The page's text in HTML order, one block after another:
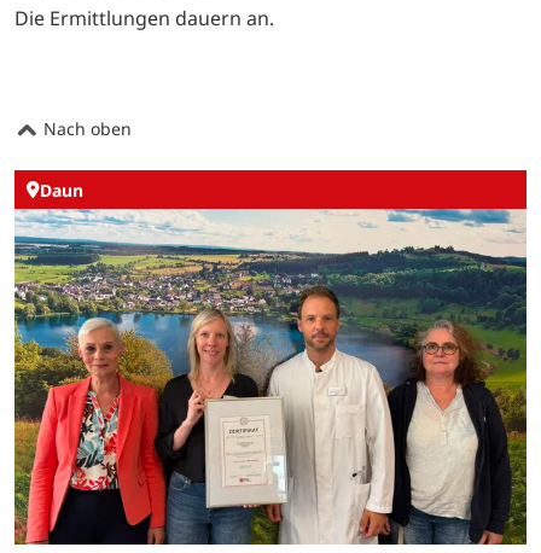
Die Ermittlungen dauern an.
Nach oben
Daun